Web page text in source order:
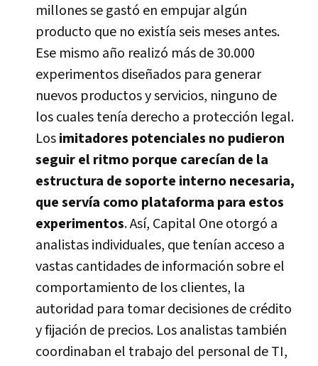
millones se gastó en empujar algún
producto que no existí­a seis meses antes.
Ese mismo año realizó más de 30.000
experimentos diseñados para generar
nuevos productos y servicios, ninguno de
los cuales tení­a derecho a protección legal.
Losimitadores potenciales no pudieron
seguir el ritmo porque carecí­an de la
estructura de soporte interno necesaria,
que serví­a como plataforma para estos
experimentos. Así­, Capital One otorgó a
analistas individuales, que tení­an acceso a
vastas cantidades de información sobre el
comportamiento de los clientes, la
autoridad para tomar decisiones de crédito
y fijación de precios. Los analistas también
coordinaban el trabajo del personal de TI,